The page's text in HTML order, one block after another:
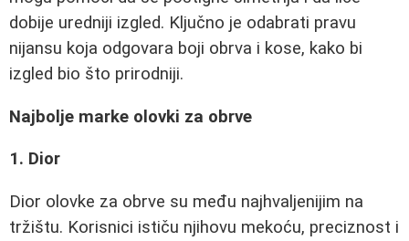
dobije uredniji izgled. Ključno je odabrati pravu
nijansu koja odgovara boji obrva i kose, kako bi
izgled bio što prirodniji.
Najbolje marke olovki za obrve
1. Dior
Dior olovke za obrve su među najhvaljenijim na
tržištu. Korisnici ističu njihovu mekoću, preciznost i